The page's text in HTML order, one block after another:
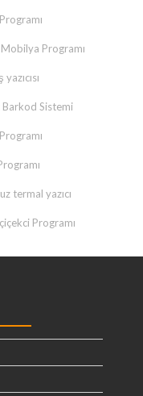
Mobilya Programı
Sistemi
termal yazıcı
çiçekci Programı